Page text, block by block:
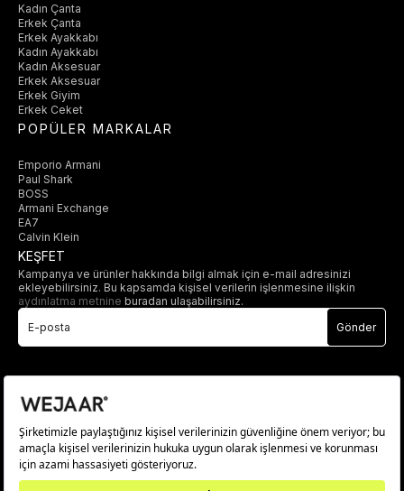
Kadın Çanta
Erkek Çanta
Erkek Ayakkabı
Kadın Ayakkabı
Kadın Aksesuar
Erkek Aksesuar
Erkek Giyim
Erkek Ceket
POPÜLER MARKALAR
Emporio Armani
Paul Shark
BOSS
Armani Exchange
EA7
Calvin Klein
KEŞFET
Kampanya ve ürünler hakkında bilgi almak için e-mail adresinizi
ekleyebilirsiniz. Bu kapsamda kişisel verilerin işlenmesine ilişkin
aydınlatma metnine buradan ulaşabilirsiniz.
Gönder
© 2025 wejaar.com.tr. tüm hakları saklıdır.